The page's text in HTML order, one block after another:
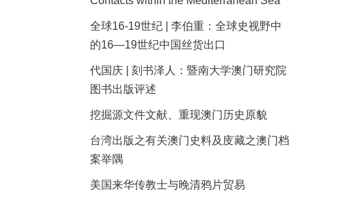
全球16-19世纪 | 李伯重：全球史视野中
的16—19世纪中国丝货出口
代国庆 | 刻书泽人：暨南大学澳门研究院
图书出版评述
挖掘源文件文献、重现澳门历史原貌
台湾出版之有关澳门史料及庋藏之澳门档
案举隅
美国来华传教士与晚清鸦片贸易